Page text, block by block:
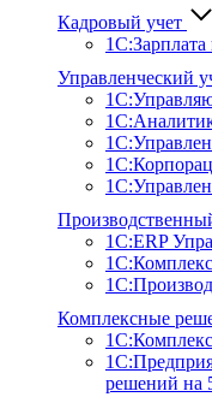
Кадровый учет
Управленческий
1С:ERP
Комплексные
решений на